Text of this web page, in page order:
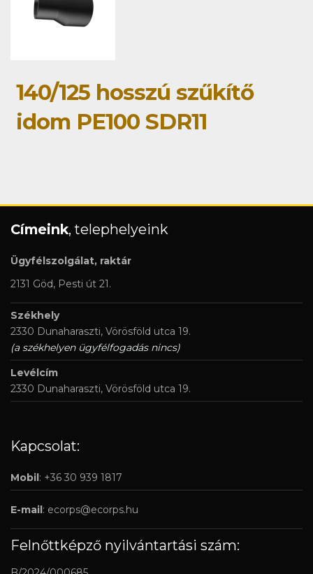
140/125 hosszú szűkítő
idom PE100 SDR11
Címeink, telephelyeink
Ügyfélszolgálat, raktár
2131 Göd, Pesti út 21.
Székhely
2330 Dunaharaszti, Vörösföld utca 19.
(a székhelyen ügyfélfogadás nincs)
Levélcím
2330 Dunaharaszti, Vörösföld utca 19.
Kapcsolat:
Mobil : +36 30 939 1817
E-mail : ecorps@ecorps.hu
Felnőttképző nyilvántartási szám: